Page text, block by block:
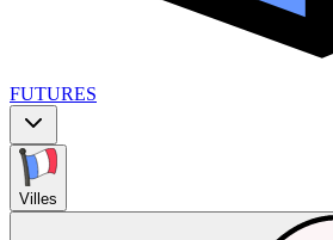
FUTURES
Villes